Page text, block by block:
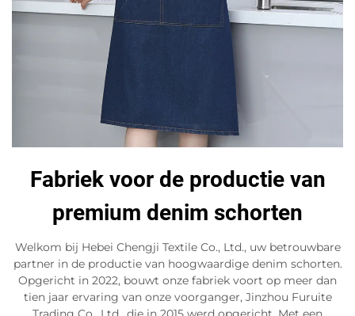
Fabriek voor de productie van
premium denim schorten
Welkom bij Hebei Chengji Textile Co., Ltd., uw betrouwbare
partner in de productie van hoogwaardige denim schorten.
Opgericht in 2022, bouwt onze fabriek voort op meer dan
tien jaar ervaring van onze voorganger, Jinzhou Furuite